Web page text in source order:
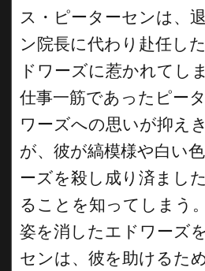
ス・ピーターセンは、
ン院長に代わり赴任し
ドワーズに惹かれてし
仕事一筋であったピー
ワーズへの思いが抑え
が、彼が縞模様や白い
ーズを殺し成り済まし
ることを知ってしまう。
姿を消したエドワーズ
センは、彼を助けるた